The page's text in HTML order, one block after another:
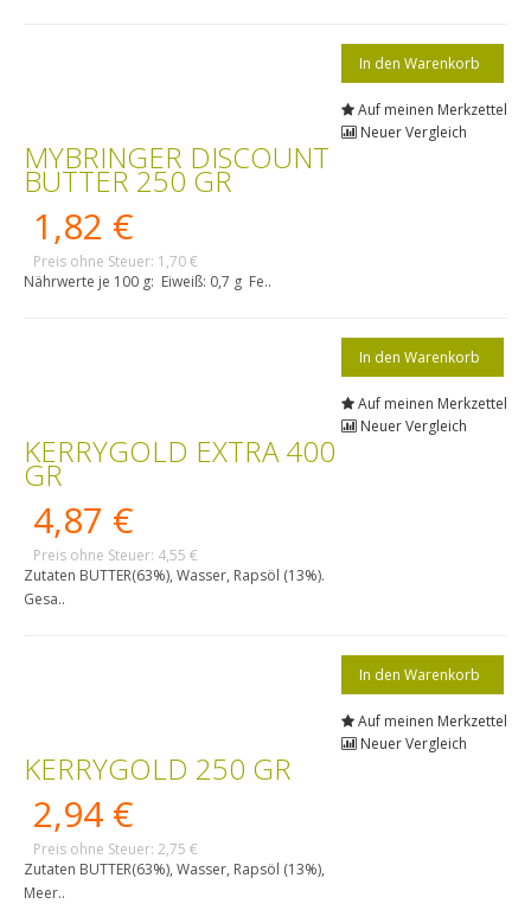
Auf meinen Merkzettel
Neuer Vergleich
MYBRINGER DISCOUNT
BUTTER 250 GR
1,82 €
Preis ohne Steuer: 1,70 €
Nährwerte je 100 g: Eiweiß: 0,7 g Fe..
Auf meinen Merkzettel
Neuer Vergleich
KERRYGOLD EXTRA 400
GR
4,87 €
Preis ohne Steuer: 4,55 €
Zutaten BUTTER(63%), Wasser, Rapsöl (13%).
Gesa..
Auf meinen Merkzettel
Neuer Vergleich
KERRYGOLD 250 GR
2,94 €
Preis ohne Steuer: 2,75 €
Zutaten BUTTER(63%), Wasser, Rapsöl (13%),
Meer..